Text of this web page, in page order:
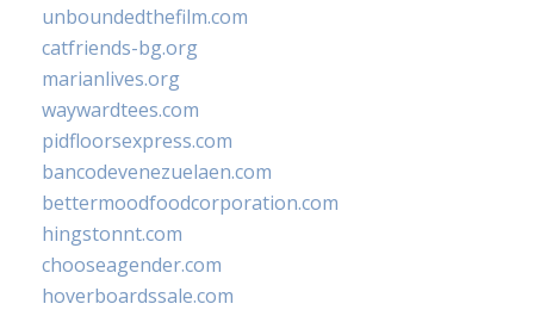
unboundedthefilm.com
catfriends-bg.org
marianlives.org
waywardtees.com
pidfloorsexpress.com
bancodevenezuelaen.com
bettermoodfoodcorporation.com
hingstonnt.com
chooseagender.com
hoverboardssale.com